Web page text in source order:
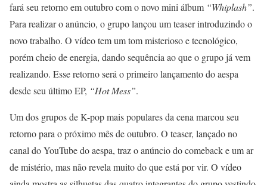
fará seu retorno em outubro com o novo mini álbum “Whiplash”.
Para realizar o anúncio, o grupo lançou um teaser introduzindo o
novo trabalho. O vídeo tem um tom misterioso e tecnológico,
porém cheio de energia, dando sequência ao que o grupo já vem
realizando. Esse retorno será o primeiro lançamento do aespa
desde seu último EP, “Hot Mess”.
Um dos grupos de K-pop mais populares da cena marcou seu
retorno para o próximo mês de outubro. O teaser, lançado no
canal do YouTube do aespa, traz o anúncio do comeback e um ar
de mistério, mas não revela muito do que está por vir. O vídeo